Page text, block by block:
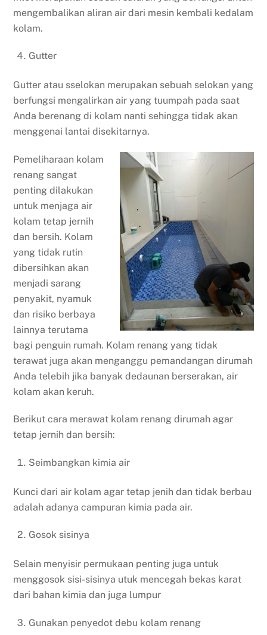
mengembalikan aliran air dari mesin kembali kedalam
kolam.
Gutter
Gutter atau sselokan merupakan sebuah selokan yang
berfungsi mengalirkan air yang tuumpah pada saat
Anda berenang di kolam nanti sehingga tidak akan
menggenai lantai disekitarnya.
Pemeliharaan kolam
renang sangat
penting dilakukan
untuk menjaga air
kolam tetap jernih
dan bersih. Kolam
yang tidak rutin
dibersihkan akan
menjadi sarang
penyakit, nyamuk
dan risiko berbaya
lainnya terutama
bagi penguin rumah. Kolam renang yang tidak
terawat juga akan menganggu pemandangan dirumah
Anda telebih jika banyak dedaunan berserakan, air
kolam akan keruh.
Berikut cara merawat kolam renang dirumah agar
tetap jernih dan bersih:
Seimbangkan kimia air
Kunci dari air kolam agar tetap jenih dan tidak berbau
adalah adanya campuran kimia pada air.
Gosok sisinya
Selain menyisir permukaan penting juga untuk
menggosok sisi-sisinya utuk mencegah bekas karat
dari bahan kimia dan juga lumpur
Gunakan penyedot debu kolam renang